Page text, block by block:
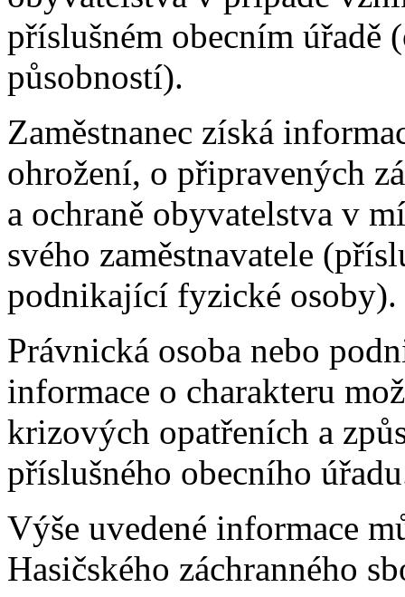
příslušném obecním úřadě
působností).
Zaměstnanec získá
ohrožení, o připravených
a ochraně obyvatelstva v
svého zaměstnavatele
podnikající fyzické osoby).
Právnická osoba nebo
informace o charakteru
krizových opatřeních a
příslušného obecního
Výše uvedené informace
Hasičského záchranného